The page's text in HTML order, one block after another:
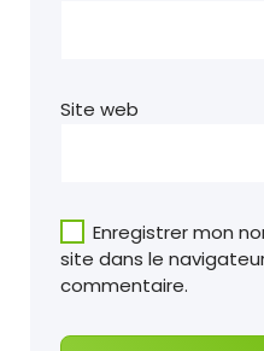
Site web
Enregistrer mon
site dans le
commentaire.